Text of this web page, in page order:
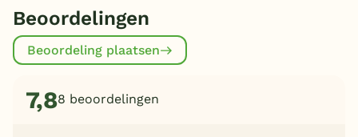
Beoordelingen
Beoordeling plaatsen
7,88 beoordelingen